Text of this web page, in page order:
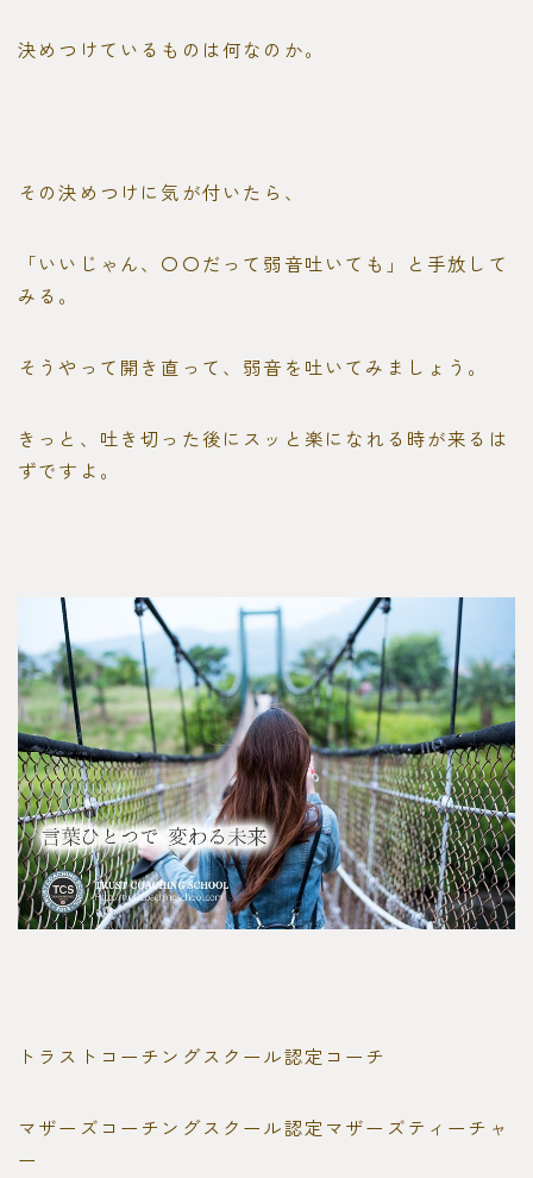
決めつけているものは何なのか。
その決めつけに気が付いたら、
「いいじゃん、〇〇だって弱音吐いても」と手放して
みる。
そうやって開き直って、弱音を吐いてみましょう。
きっと、吐き切った後にスッと楽になれる時が来るは
ずですよ。
トラストコーチングスクール認定コーチ
マザーズコーチングスクール認定マザーズティーチャ
ー